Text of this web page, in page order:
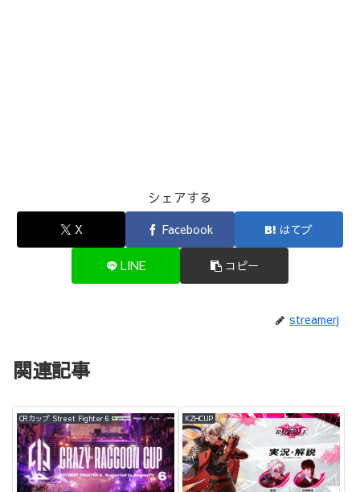
シェアする
X Facebook はてブ
LINE コピー
streamerj
関連記事
CRカップ Street Fighter 6 KZHCUP